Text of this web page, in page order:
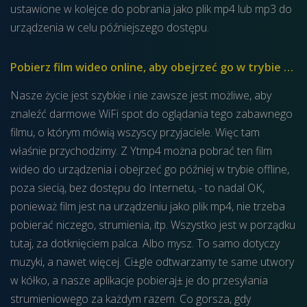
ustawione w kolejce do pobrania jako plik mp4 lub mp3 do
urządzenia w celu późniejszego dostępu.
Pobierz film wideo online, aby obejrzeć go w trybie offline.
Nasze życie jest szybkie i nie zawsze jest możliwe, aby
znaleźć darmowe WiFi spot do oglądania tego zabawnego
filmu, o którym mówią wszyscy przyjaciele. Więc tam
właśnie przychodzimy. Z Ytmp4 można pobrać ten film
wideo do urządzenia i obejrzeć go później w trybie offline,
poza siecią, bez dostępu do Internetu, - to nadal OK,
ponieważ film jest na urządzeniu jako plik mp4, nie trzeba
pobierać niczego, strumienia, itp. Wszystko jest w porządku
tutaj, za dotknięciem palca. Albo mysz. To samo dotyczy
muzyki, a nawet więcej. Ci±gle odtwarzamy te same utwory
w kółko, a nasze aplikacje pobieraj± je do przesyłania
strumieniowego za każdym razem. Co gorsza, gdy